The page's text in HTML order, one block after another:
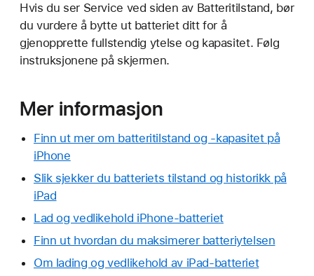
Hvis du ser Service ved siden av Batteritilstand, bør
du vurdere å bytte ut batteriet ditt for å
gjenopprette fullstendig ytelse og kapasitet. Følg
instruksjonene på skjermen.
Mer informasjon
Finn ut mer om batteritilstand og -kapasitet på
iPhone
Slik sjekker du batteriets tilstand og historikk på
iPad
Lad og vedlikehold iPhone-batteriet
Finn ut hvordan du maksimerer batteriytelsen
Om lading og vedlikehold av iPad-batteriet